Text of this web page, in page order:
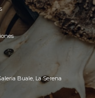
Buale, La Serena